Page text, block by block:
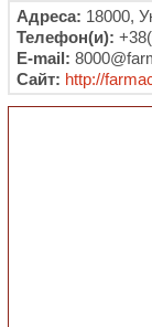
Адреса: 18000,
Телефон(и):
E-mail:
Сайт: http://